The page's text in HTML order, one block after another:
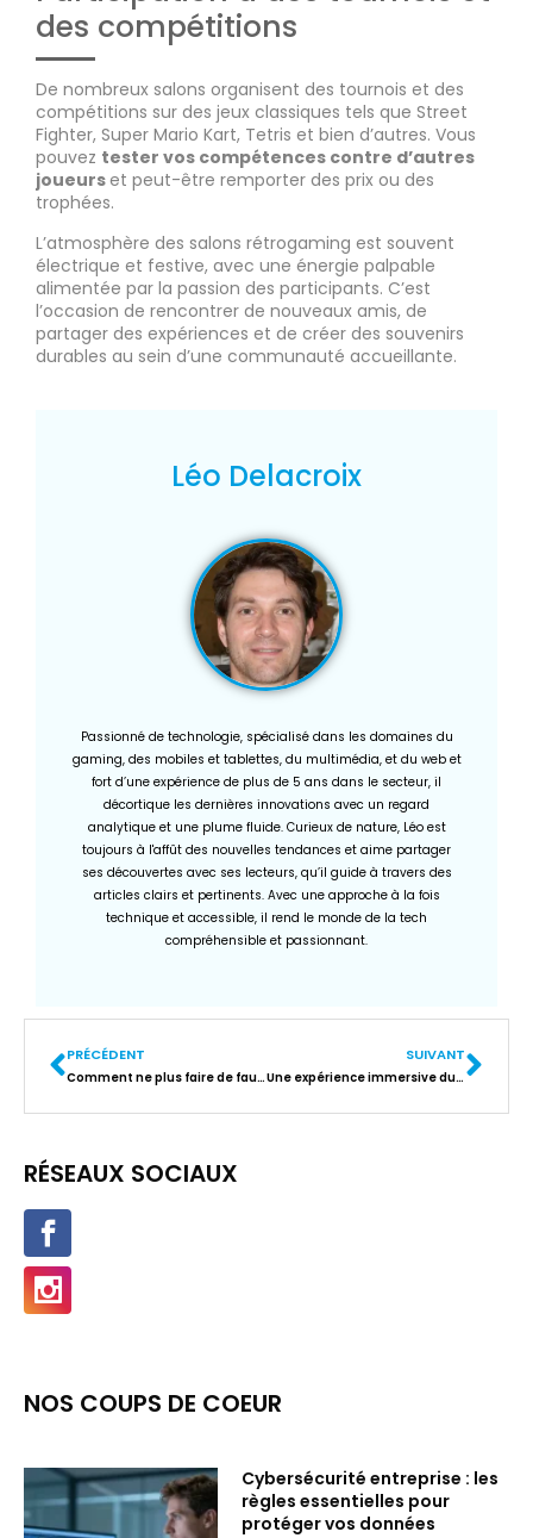
des compétitions
De nombreux salons organisent des tournois et des
compétitions sur des jeux classiques tels que Street
Fighter, Super Mario Kart, Tetris et bien d’autres. Vous
pouvez tester vos compétences contre d’autres
joueurs et peut-être remporter des prix ou des
trophées.
L’atmosphère des salons rétrogaming est souvent
électrique et festive, avec une énergie palpable
alimentée par la passion des participants. C’est
l’occasion de rencontrer de nouveaux amis, de
partager des expériences et de créer des souvenirs
durables au sein d’une communauté accueillante.
Léo Delacroix
Passionné de technologie, spécialisé dans les domaines du
gaming, des mobiles et tablettes, du multimédia, et du web et
fort d’une expérience de plus de 5 ans dans le secteur, il
décortique les dernières innovations avec un regard
analytique et une plume fluide. Curieux de nature, Léo est
toujours à l'affût des nouvelles tendances et aime partager
ses découvertes avec ses lecteurs, qu’il guide à travers des
articles clairs et pertinents. Avec une approche à la fois
technique et accessible, il rend le monde de la tech
compréhensible et passionnant.
PRÉCÉDENT
Comment ne plus faire de fautes d’orthographe ?
SUIVANT
Une expérience immersive du jeu vidéo : améliorez le son de votre PC !
RÉSEAUX SOCIAUX
NOS COUPS DE COEUR
Cybersécurité entreprise : les
règles essentielles pour
protéger vos données